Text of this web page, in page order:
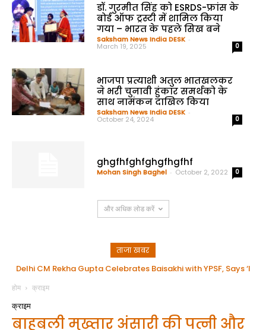
डॉ. गुरमीत सिंह को ESRDS-फ्रांस के
बोर्ड ऑफ ट्रस्टी में शामिल किया
गया – भारत के पहले सिख बने
Saksham News India DESK -
March 19, 2025 0
भाजपा प्रत्याशी अतुल भातखलकर
ने भरी चुनावी हुंकार समर्थको के
साथ नामंकन दाखिल किया
Saksham News India DESK -
October 24, 2024 0
ghgfhfghfghgfhgfhf
Mohan Singh Baghel - October 2, 2022 0
और अधिक लोड करें